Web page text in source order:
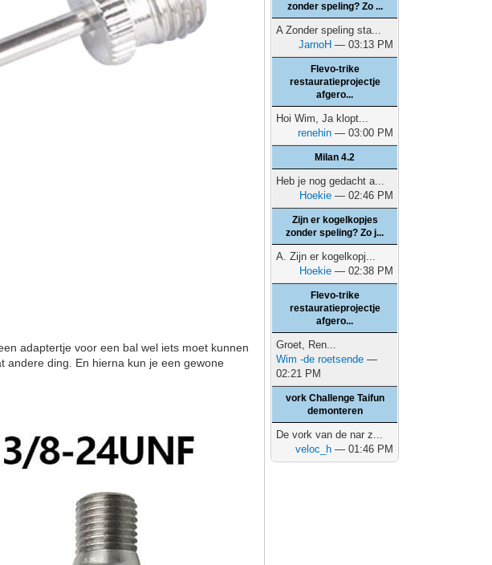
adaptertje voor een bal wel iets moet kunnen
andere ding. En hierna kun je een gewone
zonder speling? Zo ...
A Zonder speling sta...
JarnoH — 03:13 PM
Flevo-trike
restauratieprojectje
afgero...
Hoi Wim, Ja klopt...
renehin — 03:00 PM
Milan 4.2
Heb je nog gedacht a...
Hoekie — 02:46 PM
Zijn er kogelkopjes
zonder speling? Zo j...
A. Zijn er kogelkopj...
Hoekie — 02:38 PM
Flevo-trike
restauratieprojectje
afgero...
Groet, Ren...
Wim -de roetsende —
02:21 PM
vork Challenge Taifun
demonteren
De vork van de nar z...
veloc_h — 01:46 PM